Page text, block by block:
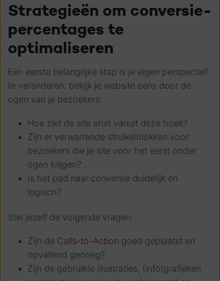
Strategieën om conversie-
percentages te
optimaliseren
Een eerste belangrijke stap is je eigen perspectief
te veranderen: bekijk je website eens door de
ogen van je bezoekers:
Hoe ziet de site eruit vanuit deze hoek?
Zijn er verwarrende struikelblokken voor
bezoekers die je site voor het eerst onder
ogen krijgen?
Is het pad naar conversie duidelijk en
logisch?
Stel jezelf de volgende vragen:
Zijn de Calls-to-Action goed geplaatst en
opvallend genoeg?
Zijn de gebruikte illustraties, (info)grafieken